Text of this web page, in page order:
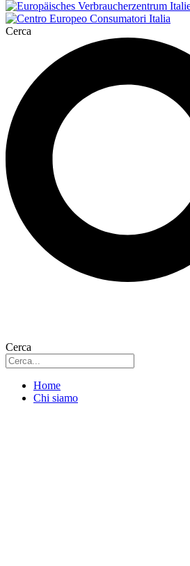
Cerca
Cerca
Home
Chi siamo